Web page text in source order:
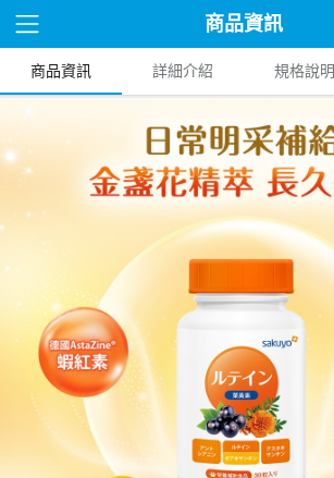
商品資訊
商品資訊 詳細介紹 規格說明